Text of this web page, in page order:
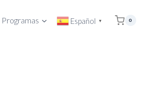
Programas Español ▼ 0